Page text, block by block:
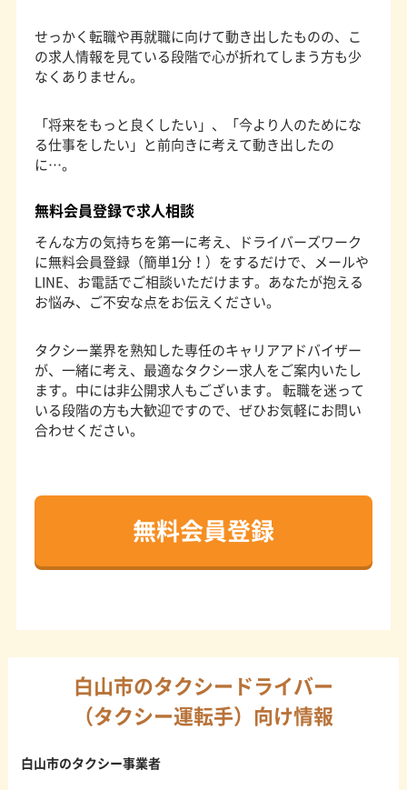
せっかく転職や再就職に向けて動き出したものの、こ
の求人情報を見ている段階で心が折れてしまう方も少
なくありません。
「将来をもっと良くしたい」、「今より人のためにな
る仕事をしたい」と前向きに考えて動き出したの
に…。
無料会員登録で求人相談
そんな方の気持ちを第一に考え、ドライバーズワーク
に無料会員登録（簡単1分！）をするだけで、メールや
LINE、お電話でご相談いただけます。あなたが抱える
お悩み、ご不安な点をお伝えください。
タクシー業界を熟知した専任のキャリアアドバイザー
が、一緒に考え、最適なタクシー求人をご案内いたし
ます。中には非公開求人もございます。 転職を迷って
いる段階の方も大歓迎ですので、ぜひお気軽にお問い
合わせください。
無料会員登録
白山市のタクシードライバー
（タクシー運転手）向け情報
白山市のタクシー事業者